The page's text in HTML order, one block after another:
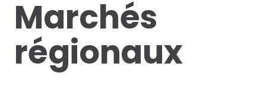
Marchés
régionaux